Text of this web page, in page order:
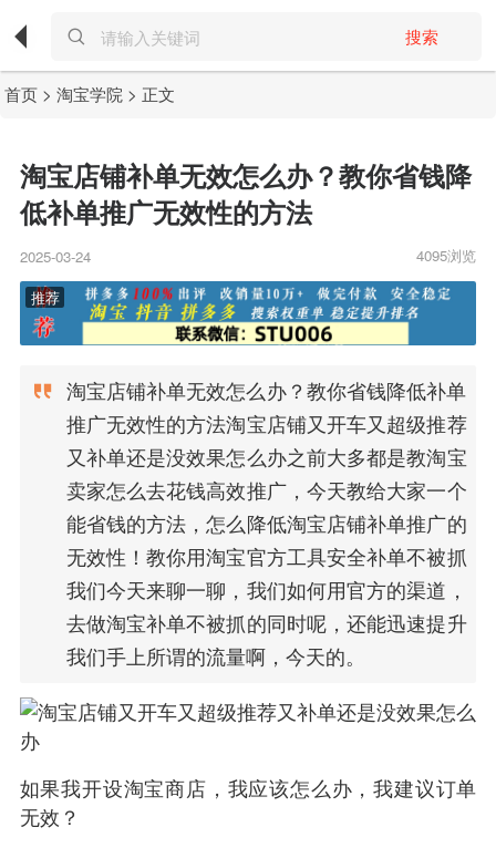
搜索
首页 >淘宝学院 > 正文
淘宝店铺补单无效怎么办？教你省钱降
低补单推广无效性的方法
2025-03-24 4095浏览
淘宝店铺补单无效怎么办？教你省钱降低补单
推广无效性的方法淘宝店铺又开车又超级推荐
又补单还是没效果怎么办之前大多都是教淘宝
卖家怎么去花钱高效推广，今天教给大家一个
能省钱的方法，怎么降低淘宝店铺补单推广的
无效性！教你用淘宝官方工具安全补单不被抓
我们今天来聊一聊，我们如何用官方的渠道，
去做淘宝补单不被抓的同时呢，还能迅速提升
我们手上所谓的流量啊，今天的。
如果我开设淘宝商店，我应该怎么办，我建议订单
无效？